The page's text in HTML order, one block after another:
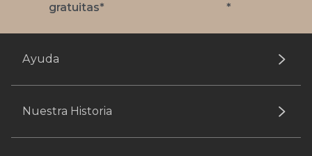
gratuitas*
*
Ayuda
Nuestra Historia